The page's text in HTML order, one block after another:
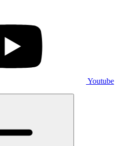
Youtube